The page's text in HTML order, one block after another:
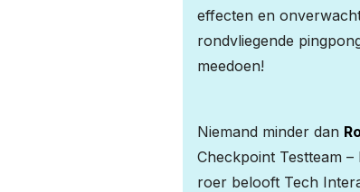
effecten en
rondvliegende
meedoen!
Niemand minder dan
Checkpoint Testteam
roer belooft Tech